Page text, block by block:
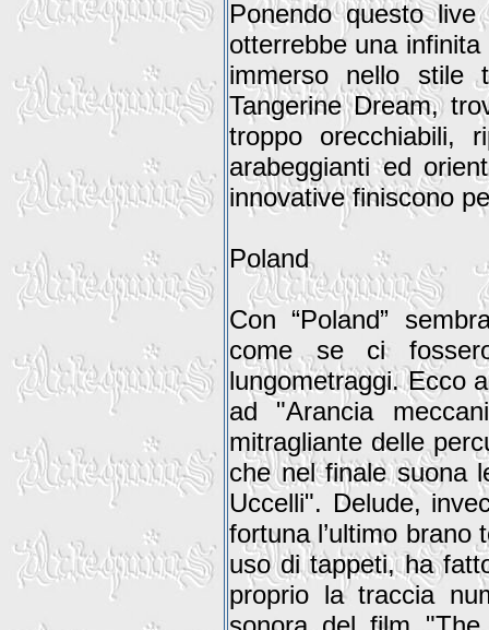
Ponendo questo
otterrebbe una
immerso nello stile
Tangerine Dream,
troppo orecchiabili,
arabeggianti ed
innovative finiscono
Poland
Con “Poland”
come se ci
lungometraggi. Ecco
ad "Arancia
mitragliante delle
che nel finale suona
Uccelli". Delude,
fortuna l’ultimo brano
uso di tappeti, ha
proprio la traccia